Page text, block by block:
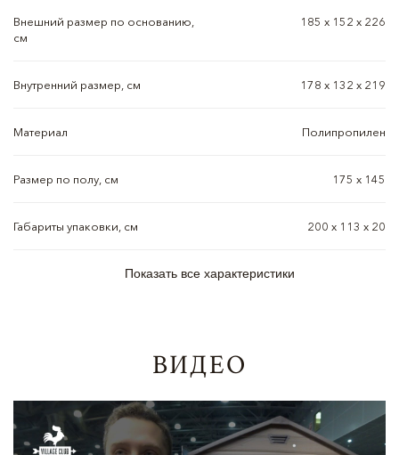
Внешний размер по основанию,
см
185 х 152 х 226
Внутренний размер, см 178 х 132 х 219
Материал Полипропилен
Размер по полу, см 175 х 145
Габариты упаковки, см 200 х 113 х 20
Показать все характеристики
ВИДЕО